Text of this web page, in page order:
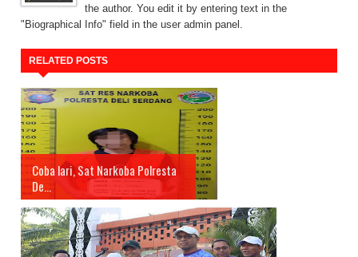
the author. You edit it by entering text in the
"Biographical Info" field in the user admin panel.
RELATED POSTS
Coba lari, Sat Narkoba Polresta
De...